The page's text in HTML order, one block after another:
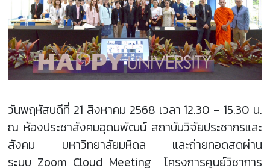
วันพฤหัสบดีที่ 21 สิงหาคม 2568 เวลา 12.30 – 15.30 น.
ณ ห้องประชาสังคมอุดมพัฒน์ สถาบันวิจัยประชากรและ
สังคม มหาวิทยาลัยมหิดล และถ่ายทอดสดผ่าน
ระบบ Zoom Cloud Meeting โครงการศูนย์วิชาการ